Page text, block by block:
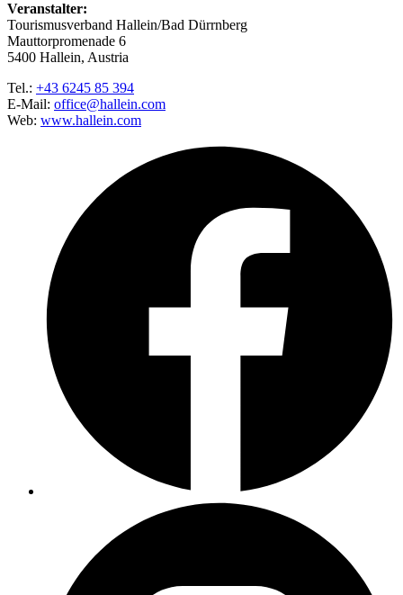
Veranstalter:
Tourismusverband Hallein/Bad Dürrnberg
Mauttorpromenade 6
5400 Hallein, Austria
Tel.: +43 6245 85 394
E-Mail: office@hallein.com
Web: www.hallein.com